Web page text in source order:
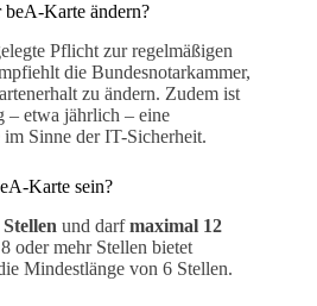
Karte ändern?
Pflicht zur regelmäßigen
die Bundesnotarkammer,
zu ändern. Zudem ist
– etwa jährlich – eine
Sinne der IT-Sicherheit.
Karte sein?
und darfmaximal 12
oder mehr Stellen bietet
Mindestlänge von 6 Stellen.